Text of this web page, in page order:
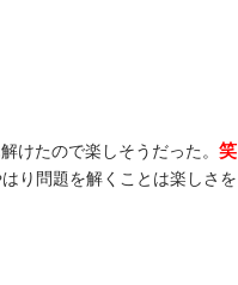
けたので楽しそうだった。笑
り問題を解くことは楽しさを